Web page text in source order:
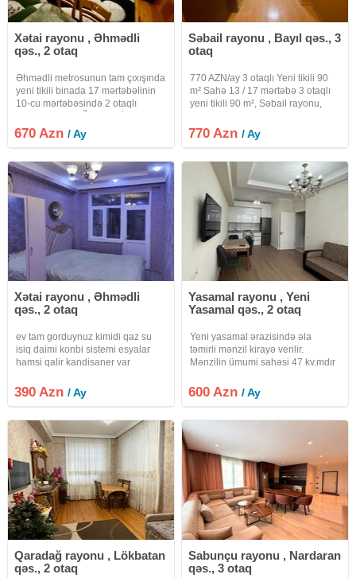
Xətai rayonu , Əhmədli
qəs., 2 otaq
Əhmədli metrosunun tam çıxışında
yeni tikili binada 17 mərtəbəlinin
10-cu mərtəbəsində 2 otaqlı
verilir. Mənzilin ümumi sahəsi 57
kv m. Qaz, su, işıq daimidir. İstilik
670 Azn/ Ay
Səbail rayonu , Bayıl qəs., 3
otaq
770 AZN/ay 3 otaqlı Yeni tikili 90
m² Sahə 13 / 17 mərtəbə 3 otaqlı
yeni tikili 90 m², Səbail rayonu,
mərtəbəli binanın 13-cü
mərtəbəsində, ümumi sahəsi 90
770 Azn/ Ay
Xətai rayonu , Əhmədli
qəs., 2 otaq
ev tam gorduynuz kimidi qaz su
isiq daimi konbi sistemi esyalar
hamsi qalir kandisaner var
390 Azn/ Ay
Yasamal rayonu , Yeni
Yasamal qəs., 2 otaq
Yeni yasamal ərazisində əla
təmirli mənzil kirayə verilir.
Mənzilin ümumi sahəsi 47 kv.mdır
mərtəbəli binanın 13-cü
mərtəbəsində yerləşir. 30 Azn
600 Azn/ Ay
Qaradağ rayonu , Lökbatan
qəs., 2 otaq
Sabunçu rayonu , Nardaran
qəs., 3 otaq